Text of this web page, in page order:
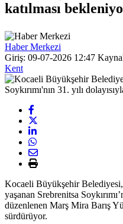
katılması
Haber Merkezi
Giriş: 09-07-2026 12:47
Kent
Kocaeli Büyükşehir Belediyesi,
yaşanan Srebrenitsa
düzenlenen Marş Mira Barış
sürdürüyor.